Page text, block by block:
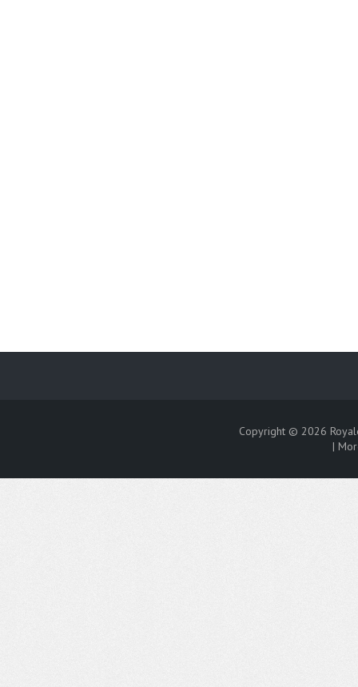
Copyright © 2026
|